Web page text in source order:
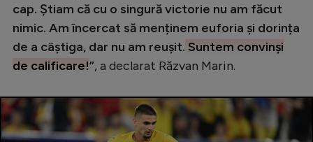
cap. Știam că cu o singură victorie nu am făcut
nimic. Am încercat să menținem euforia și dorința
de a câștiga, dar nu am reușit. Suntem convinși
de calificare!”, a declarat Răzvan Marin.